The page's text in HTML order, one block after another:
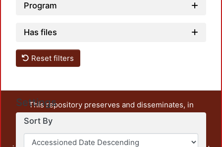
Program
Has files
Reset filters
Settings
Sort By
This repository preserves and disseminates, in
unrestricted open access, the teaching and research
output of UAM Azcapotzalco. It also includes some
administrative and graphic documents from the